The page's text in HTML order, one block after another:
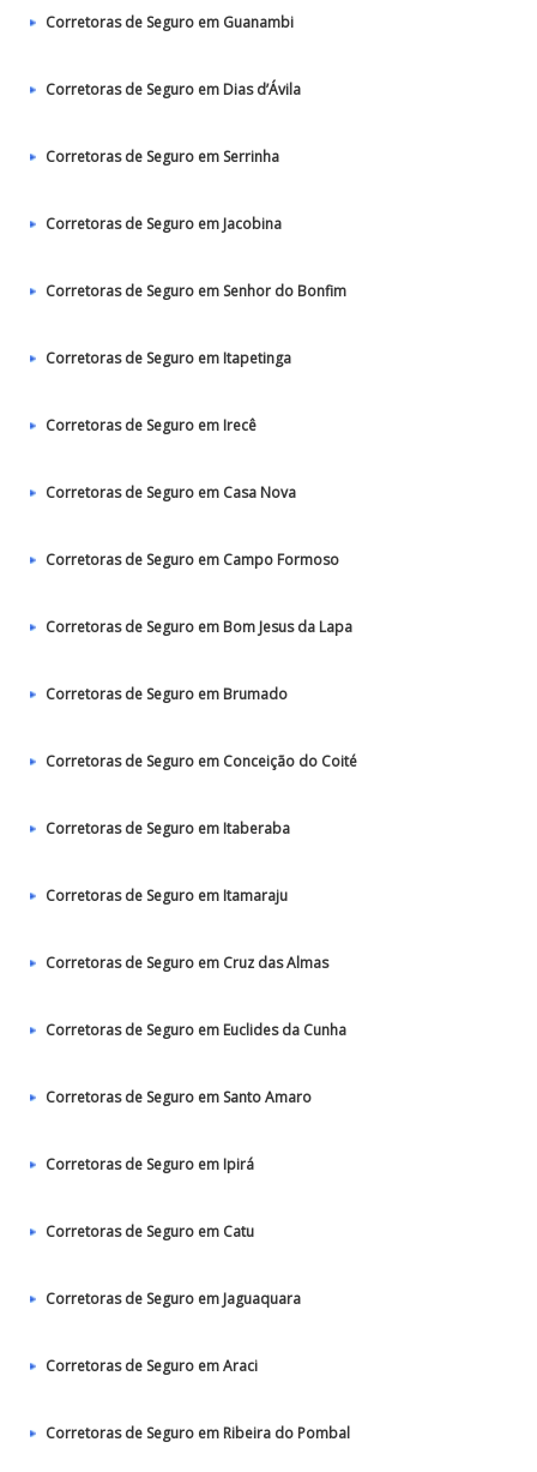
Corretoras de Seguro em Guanambi
Corretoras de Seguro em Dias d’Ávila
Corretoras de Seguro em Serrinha
Corretoras de Seguro em Jacobina
Corretoras de Seguro em Senhor do Bonfim
Corretoras de Seguro em Itapetinga
Corretoras de Seguro em Irecê
Corretoras de Seguro em Casa Nova
Corretoras de Seguro em Campo Formoso
Corretoras de Seguro em Bom Jesus da Lapa
Corretoras de Seguro em Brumado
Corretoras de Seguro em Conceição do Coité
Corretoras de Seguro em Itaberaba
Corretoras de Seguro em Itamaraju
Corretoras de Seguro em Cruz das Almas
Corretoras de Seguro em Euclides da Cunha
Corretoras de Seguro em Santo Amaro
Corretoras de Seguro em Ipirá
Corretoras de Seguro em Catu
Corretoras de Seguro em Jaguaquara
Corretoras de Seguro em Araci
Corretoras de Seguro em Ribeira do Pombal